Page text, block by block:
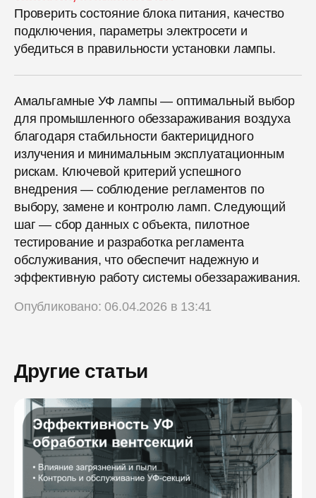
Проверить состояние блока питания, качество
подключения, параметры электросети и
убедиться в правильности установки лампы.
Амальгамные УФ лампы — оптимальный выбор
для промышленного обеззараживания воздуха
благодаря стабильности бактерицидного
излучения и минимальным эксплуатационным
рискам. Ключевой критерий успешного
внедрения — соблюдение регламентов по
выбору, замене и контролю ламп. Следующий
шаг — сбор данных с объекта, пилотное
тестирование и разработка регламента
обслуживания, что обеспечит надежную и
эффективную работу системы обеззараживания.
Опубликовано: 06.04.2026 в 13:41
Другие статьи